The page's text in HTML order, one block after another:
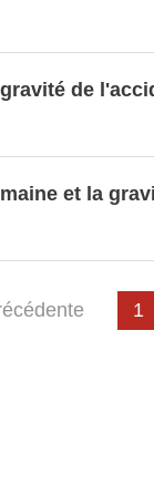
NACE Rév. 2
l'ordre
sport (en 1
de 1993)
de
et la
1